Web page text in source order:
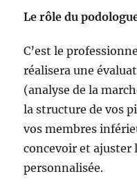
Le rôle du
C’est le
réalisera une
(analyse de la
la structure de vos
vos membres
concevoir et ajuster
personnalisée.